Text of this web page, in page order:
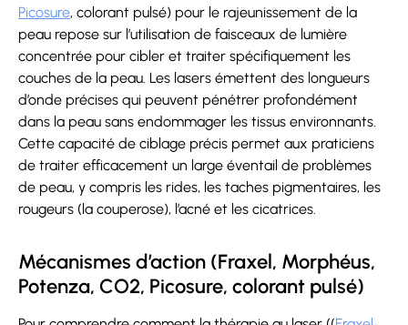
Picosure, colorant pulsé) pour le rajeunissement de la
peau repose sur l’utilisation de faisceaux de lumière
concentrée pour cibler et traiter spécifiquement les
couches de la peau. Les lasers émettent des longueurs
d’onde précises qui peuvent pénétrer profondément
dans la peau sans endommager les tissus environnants.
Cette capacité de ciblage précis permet aux praticiens
de traiter efficacement un large éventail de problèmes
de peau, y compris les rides, les taches pigmentaires, les
rougeurs (la couperose), l’acné et les cicatrices.
Mécanismes d’action (Fraxel, Morphéus,
Potenza, CO2, Picosure, colorant pulsé)